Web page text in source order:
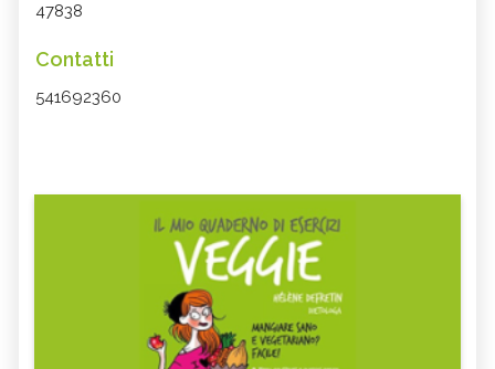
47838
Contatti
541692360